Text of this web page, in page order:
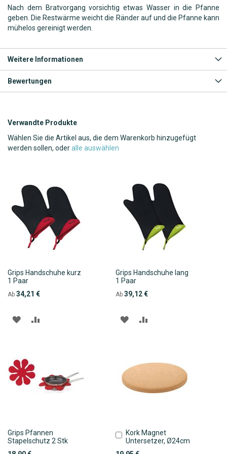
Nach dem Bratvorgang vorsichtig etwas Wasser in die Pfanne
geben. Die Restwärme weicht die Ränder auf und die Pfanne kann
mühelos gereinigt werden.
Weitere Informationen
Bewertungen
Verwandte Produkte
Wählen Sie die Artikel aus, die dem Warenkorb hinzugefügt
werden sollen, oderalle auswählen
Grips Handschuhe kurz
1 Paar
Ab 34,21 €
ZUR
Grips Handschuhe lang
1 Paar
Ab 39,12 €
ZUR
Grips Pfannen
Stapelschutz 2 Stk
Kork Magnet
Untersetzer, Ø24cm
In
den
Warenkorb